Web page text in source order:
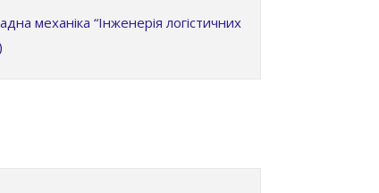
механіка “Інженерія логістичних